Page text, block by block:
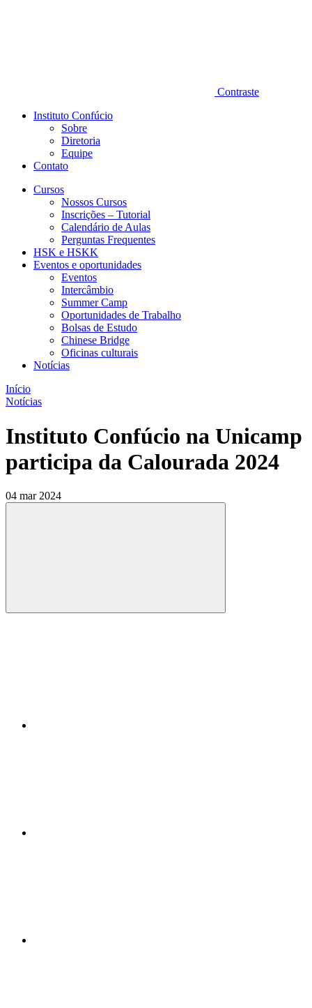
Contraste
Instituto Confúcio
Sobre
Diretoria
Equipe
Contato
Cursos
Nossos Cursos
Inscrições – Tutorial
Calendário de Aulas
Perguntas Frequentes
HSK e HSKK
Eventos e oportunidades
Eventos
Intercâmbio
Summer Camp
Oportunidades de Trabalho
Bolsas de Estudo
Chinese Bridge
Oficinas culturais
Notícias
Início
Notícias
Instituto Confúcio na Unicamp
participa da Calourada 2024
04 mar 2024
Compartilhar